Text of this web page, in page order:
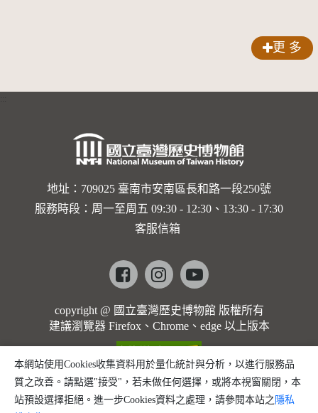
更 多
地址：709025 臺南市安南區長和路一段250號
服務時段：周一至周五 09:30 - 12:30、13:30 - 17:30
客服信箱
Facebookinstagramyoutube
copyright @ 國立臺灣歷史博物館 版權所有
建議瀏覽器 Firefox、Chrome、edge 以上版本
本網站使用Cookies收集資料用於量化統計與分析，以進行服務品
質之改善。請點選"接受"，若未做任何選擇，或將本視窗關閉，本
站預設選擇拒絕。進一步Cookies資料之處理，請參閱本站之 隱私